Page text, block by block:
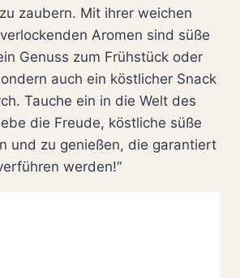
zaubern. Mit ihrer weichen
Aromen sind süße
Genuss zum Frühstück oder
auch ein köstlicher Snack
Tauche ein in die Welt des
die Freude, köstliche süße
und zu genießen, die garantiert
werden!“